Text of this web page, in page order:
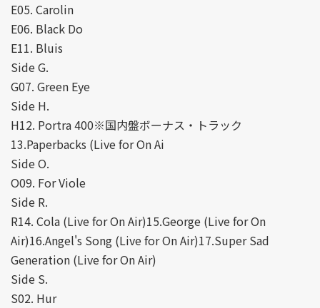
E05. Carolin
E06. Black Do
E11. Bluis
Side G.
G07. Green Eye
Side H.
H12. Portra 400※国内盤ボーナス・トラック
13.Paperbacks (Live for On Ai
Side O.
O09. For Viole
Side R.
R14. Cola (Live for On Air)15.George (Live for On
Air)16.Angel's Song (Live for On Air)17.Super Sad
Generation (Live for On Air)
Side S.
S02. Hur